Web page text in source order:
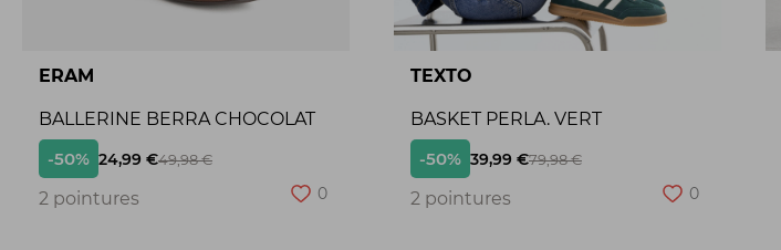
ERAM
BALLERINE BERRA CHOCOLAT
-50% 24,99 €49,98 €
2 pointures 0
TEXTO
BASKET PERLA. VERT
-50% 39,99 €79,98 €
2 pointures 0